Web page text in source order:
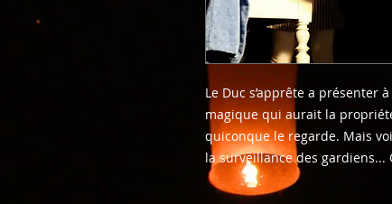
Le Duc s’apprête a présenter
magique qui aurait la
quiconque le regarde. Mais
la surveillance des